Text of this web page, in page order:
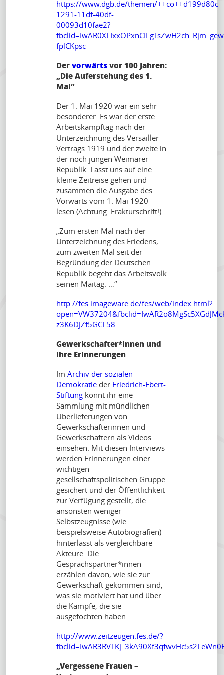
https://www.dgb.de/themen/++co++d199d80c-
1291-11df-40df-
00093d10fae2?
fplCKpsc
Dervorwärtsvor 100 Jahren:
„Die Auferstehung des 1.
Mai“
Der 1. Mai 1920 war ein sehr
besonderer: Es war der erste
Arbeitskampftag nach der
Unterzeichnung des Versailler
Vertrags 1919 und der zweite in
der noch jungen Weimarer
Republik. Lasst uns auf eine
kleine Zeitreise gehen und
zusammen die Ausgabe des
Vorwärts vom 1. Mai 1920
lesen (Achtung: Frakturschrift!).
„Zum ersten Mal nach der
Unterzeichnung des Friedens,
zum zweiten Mal seit der
Begründung der Deutschen
Republik begeht das Arbeitsvolk
seinen Maitag. …“
http://fes.imageware.de/fes/web/index.html?
z3K6DJZf5GCL58
Gewerkschafter*innen und
ihre Erinnerungen
Im Archiv der sozialen
Demokratie der Friedrich-Ebert-
Stiftung könnt ihr eine
Sammlung mit mündlichen
Überlieferungen von
Gewerkschafterinnen und
Gewerkschaftern als Videos
einsehen. Mit diesen Interviews
werden Erinnerungen einer
wichtigen
gesellschaftspolitischen Gruppe
gesichert und der Öffentlichkeit
zur Verfügung gestellt, die
ansonsten weniger
Selbstzeugnisse (wie
beispielsweise Autobiografien)
hinterlässt als vergleichbare
Akteure. Die
Gesprächspartner*innen
erzählen davon, wie sie zur
Gewerkschaft gekommen sind,
was sie motiviert hat und über
die Kämpfe, die sie
ausgefochten haben.
http://www.zeitzeugen.fes.de/?
„Vergessene Frauen –